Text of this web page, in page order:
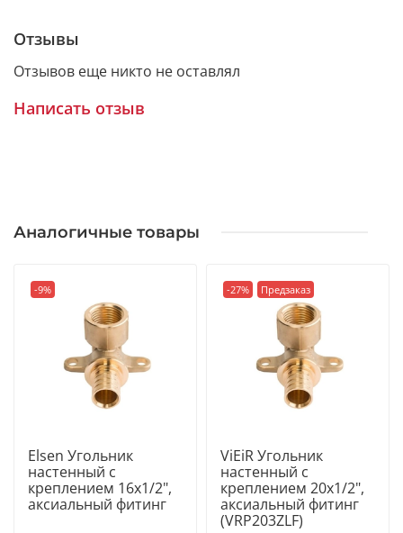
Отзывы
Отзывов еще никто не оставлял
Написать отзыв
Аналогичные товары
-9%
Elsen Угольник
настенный с
креплением 16х1/2",
аксиальный фитинг
-27% Предзаказ
ViEiR Угольник
настенный с
креплением 20х1/2",
аксиальный фитинг
(VRP203ZLF)